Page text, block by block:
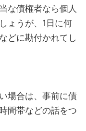
な債権者なら個人
ょうが、1日に何
どに勘付かれてし
場合は、事前に債
間帯などの話をつ